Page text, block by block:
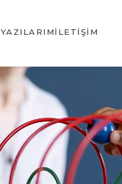
YAZILARIMİLETIŞIM